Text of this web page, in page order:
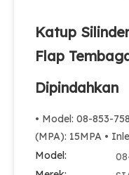
Katup
Flap
Dipindahkan
• Model: 08-853-
(MPA): 15MPA •
Model: